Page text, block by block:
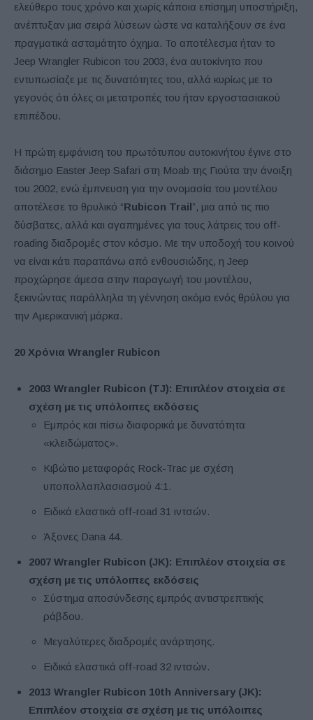
ελεύθερο τους χρόνο και χωρίς κάποια επίσημη υποστήριξη,
ανέπτυξαν μια σειρά λύσεων ώστε να καταλήξουν σε ένα
πραγματικά ασταμάτητο όχημα. Το αποτέλεσμα ήταν το
Jeep Wrangler Rubicon του 2003, ένα αυτοκίνητο που
εντυπωσίαζε με τις δυνατότητες του, αλλά κυρίως με το
γεγονός ότι όλες οι μετατροπές του ήταν εργοστασιακού
επιπέδου.
Η πρώτη εμφάνιση του πρωτότυπου αυτοκινήτου έγινε στο
διάσημο Easter Jeep Safari στη Moab της Γιούτα την άνοιξη
του 2002, ενώ έμπνευση για την ονομασία του μοντέλου
αποτέλεσε το θρυλικό “Rubicon Trail”, μια από τις πιο
δύσβατες, αλλά και αγαπημένες για τους λάτρεις του off-
roading διαδρομές στον κόσμο. Με την υποδοχή του κοινού
να είναι κάτι παραπάνω από ενθουσιώδης, η Jeep
προχώρησε άμεσα στην παραγωγή του μοντέλου,
ξεκινώντας παράλληλα τη γέννηση ακόμα ενός θρύλου για
την Αμερικανική μάρκα.
20 Χρόνια Wrangler Rubicon
2003 Wrangler Rubicon (TJ): Επιπλέον στοιχεία σε
σχέση με τις υπόλοιπες εκδόσεις
Εμπρός και πίσω διαφορικά με δυνατότητα
«κλειδώματος».
Κιβώτιο μεταφοράς Rock-Trac με σχέση
υποπολλαπλασιασμού 4:1.
Ειδικά ελαστικά off-road 31 ιντσών.
Άξονες Dana 44.
2007 Wrangler Rubicon (JK): Επιπλέον στοιχεία σε
σχέση με τις υπόλοιπες εκδόσεις
Σύστημα αποσύνδεσης εμπρός αντιστρεπτικής
ράβδου.
Μεγαλύτερες διαδρομές ανάρτησης.
Ειδικά ελαστικά off-road 32 ιντσών.
2013 Wrangler Rubicon 10th Anniversary (JK):
Επιπλέον στοιχεία σε σχέση με τις υπόλοιπες